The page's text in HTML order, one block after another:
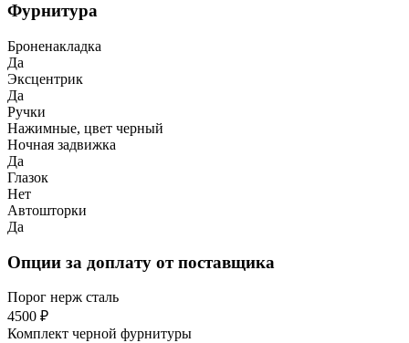
Фурнитура
Броненакладка
Да
Эксцентрик
Да
Ручки
Нажимные, цвет черный
Ночная задвижка
Да
Глазок
Нет
Автошторки
Да
Опции за доплату от поставщика
Порог нерж сталь
4500 ₽
Комплект черной фурнитуры